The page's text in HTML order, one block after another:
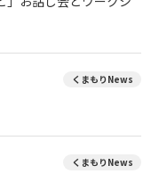
くまもりNews
くまもりNews